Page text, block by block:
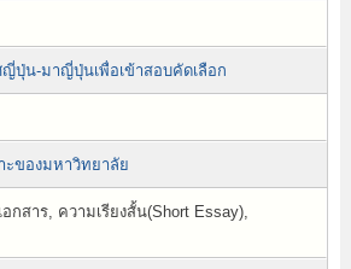
ปุ่น-มาญี่ปุ่นเพื่อเข้าสอบคัดเลือก
ะของมหาวิทยาลัย
สาร, ความเรียงสั้น(Short Essay),